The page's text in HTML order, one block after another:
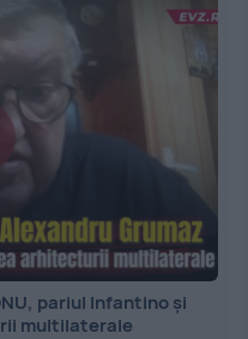
pariul Infantino și
multilaterale